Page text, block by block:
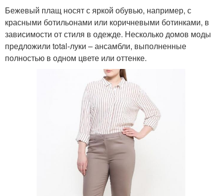
Бежевый плащ носят с яркой обувью, например, с
красными ботильонами или коричневыми ботинками, в
зависимости от стиля в одежде. Несколько домов моды
предложили total-луки – ансамбли, выполненные
полностью в одном цвете или оттенке.